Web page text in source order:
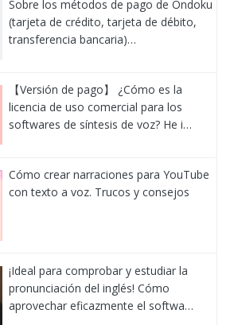
Sobre los métodos de pago de Ondoku
(tarjeta de crédito, tarjeta de débito,
transferencia bancaria)…
【Versión de pago】 ¿Cómo es la
licencia de uso comercial para los
softwares de síntesis de voz? He i…
Cómo crear narraciones para YouTube
con texto a voz. Trucos y consejos
¡Ideal para comprobar y estudiar la
pronunciación del inglés! Cómo
aprovechar eficazmente el softwa…